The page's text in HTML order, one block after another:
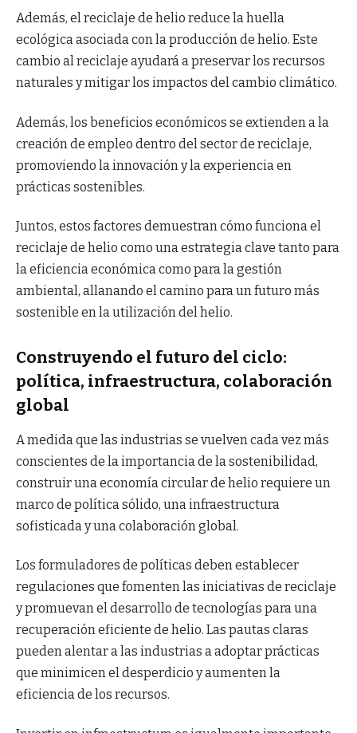
Además, el reciclaje de helio reduce la huella
ecológica asociada con la producción de helio. Este
cambio al reciclaje ayudará a preservar los recursos
naturales y mitigar los impactos del cambio climático.
Además, los beneficios económicos se extienden a la
creación de empleo dentro del sector de reciclaje,
promoviendo la innovación y la experiencia en
prácticas sostenibles.
Juntos, estos factores demuestran cómo funciona el
reciclaje de helio como una estrategia clave tanto para
la eficiencia económica como para la gestión
ambiental, allanando el camino para un futuro más
sostenible en la utilización del helio.
Construyendo el futuro del ciclo:
política, infraestructura, colaboración
global
A medida que las industrias se vuelven cada vez más
conscientes de la importancia de la sostenibilidad,
construir una economía circular de helio requiere un
marco de política sólido, una infraestructura
sofisticada y una colaboración global.
Los formuladores de políticas deben establecer
regulaciones que fomenten las iniciativas de reciclaje
y promuevan el desarrollo de tecnologías para una
recuperación eficiente de helio. Las pautas claras
pueden alentar a las industrias a adoptar prácticas
que minimicen el desperdicio y aumenten la
eficiencia de los recursos.